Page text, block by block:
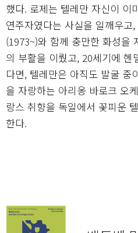
했다. 로제는 텔레만 자신이 이
연주자였다는 사실을 일깨우고
(1973~)와 함께 충만한 화성을
의 부활을 이뤘고, 20세기에 헨
다면, 텔레만은 아직도 발굴 중
을 자랑하는 아리옹 바로크 오
랑스 취향을 독일에서 꽃피운
한다.